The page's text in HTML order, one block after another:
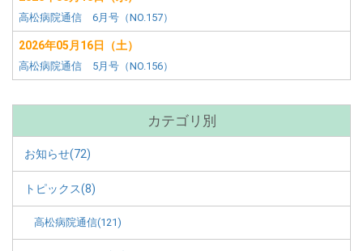
高松病院通信 6月号（NO.157）
2026年05月16日（土）
高松病院通信 5月号（NO.156）
カテゴリ別
お知らせ(72)
トピックス(8)
高松病院通信(121)